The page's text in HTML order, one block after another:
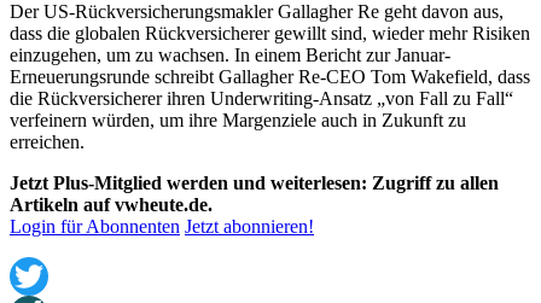
Der US-Rückversicherungsmakler Gallagher Re geht davon aus,
dass die globalen Rückversicherer gewillt sind, wieder mehr Risiken
einzugehen, um zu wachsen. In einem Bericht zur Januar-
Erneuerungsrunde schreibt Gallagher Re-CEO Tom Wakefield, dass
die Rückversicherer ihren Underwriting-Ansatz „von Fall zu Fall“
verfeinern würden, um ihre Margenziele auch in Zukunft zu
erreichen.
Jetzt Plus-Mitglied werden und weiterlesen: Zugriff zu allen
Artikeln auf vwheute.de.
Login für Abonnenten Jetzt abonnieren!